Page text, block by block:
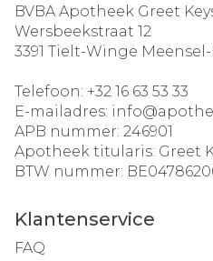
BVBA Apotheek Greet
Wersbeekstraat 12
3391 Tielt-Winge
Telefoon: +32 16 63 53 33
E-mailadres: info@
APB nummer: 246901
Apotheek titularis: Greet
BTW nummer:
Klantenservice
FAQ